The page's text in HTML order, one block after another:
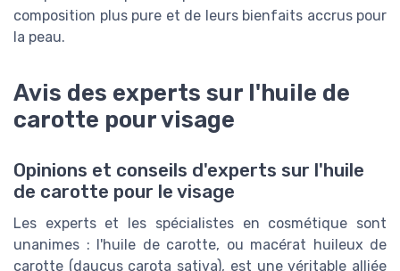
composition plus pure et de leurs bienfaits accrus pour
la peau.
Avis des experts sur l'huile de
carotte pour visage
Opinions et conseils d'experts sur l'huile
de carotte pour le visage
Les experts et les spécialistes en cosmétique sont
unanimes : l'huile de carotte, ou macérat huileux de
carotte (daucus carota sativa), est une véritable alliée